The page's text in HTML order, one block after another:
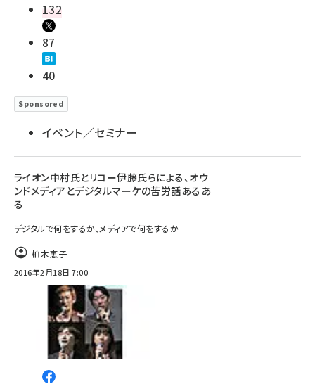
132
87
40
Sponsored
イベント／セミナー
ライオン中村氏とリコー伊藤氏らによる、オウ
ンドメディアとデジタルマーケの苦労話あるあ
る
デジタルで何をするか、メディアで何をするか
柏木恵子
2016年2月18日 7:00